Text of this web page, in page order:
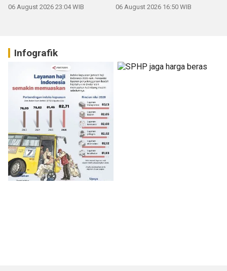
06 August 2026 23:04 WIB 06 August 2026 16:50 WIB
Infografik